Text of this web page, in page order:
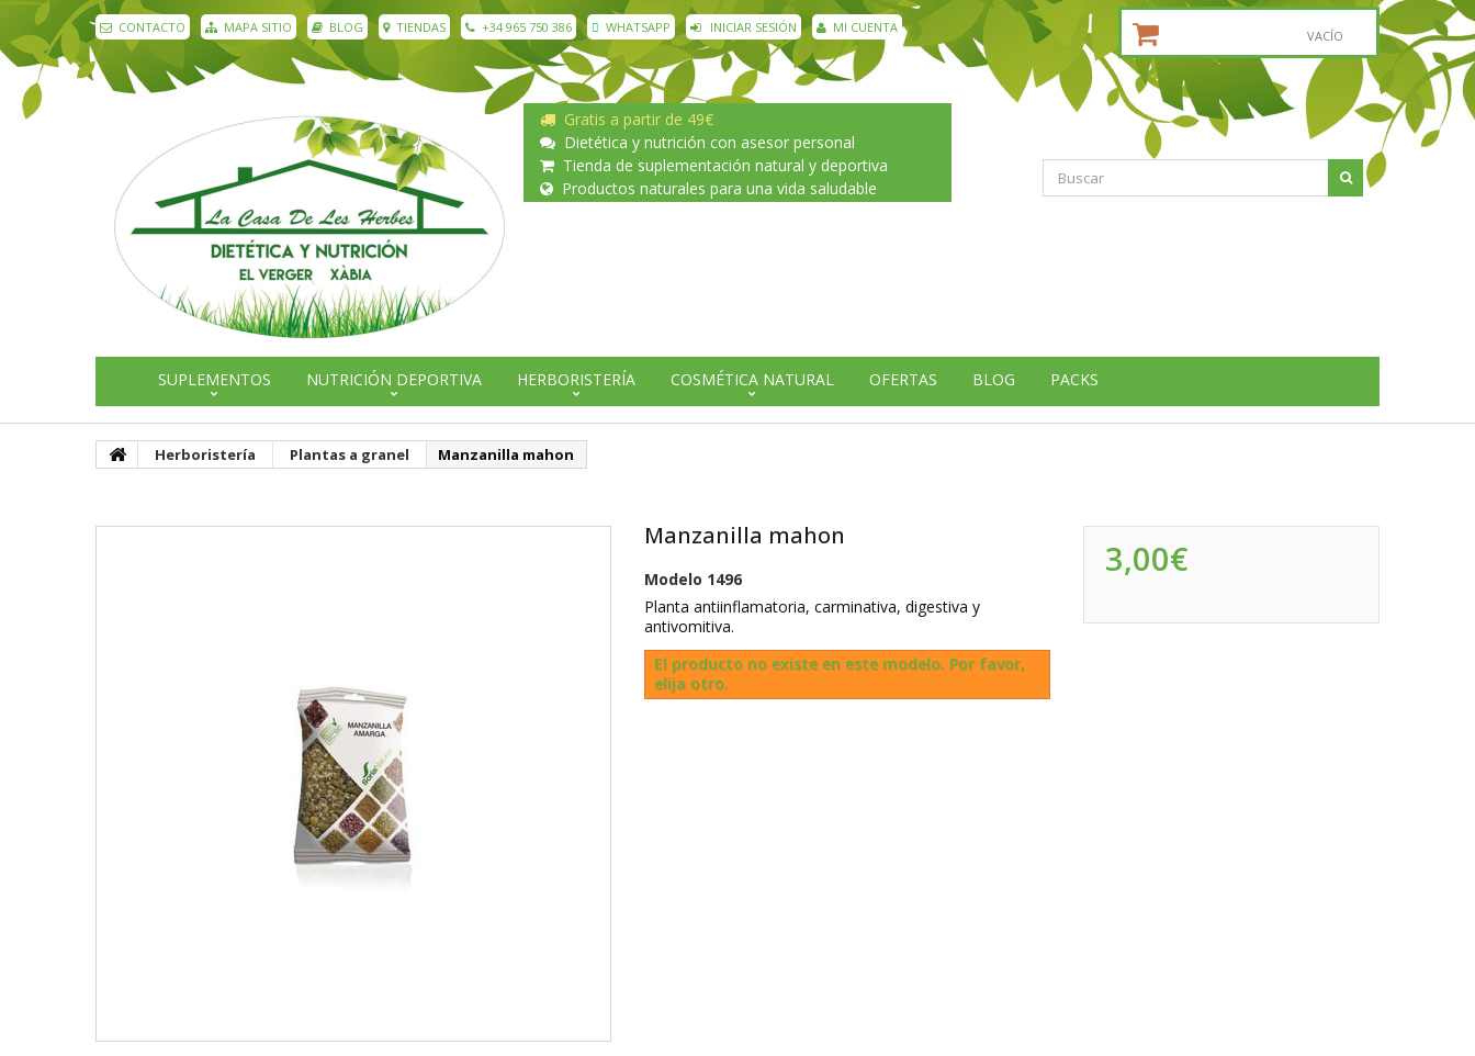
VACÍO
CONTACTO MAPA SITIO BLOG TIENDAS +34 965 750 386 WHATSAPP INICIAR SESIÓN MI CUENTA
Gratis a partir de 49€
Dietética y nutrición con asesor personal
Tienda de suplementación natural y deportiva
Productos naturales para una vida saludable
SUPLEMENTOS NUTRICIÓN DEPORTIVA HERBORISTERÍA COSMÉTICA NATURAL OFERTAS BLOG PACKS
Herboristería Plantas a granel Manzanilla mahon
Manzanilla mahon
Modelo 1496
Planta antiinflamatoria, carminativa, digestiva y
antivomitiva.
El producto no existe en este modelo. Por favor,
elija otro.
3,00€